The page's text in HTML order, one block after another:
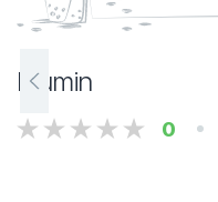
Mumin
0